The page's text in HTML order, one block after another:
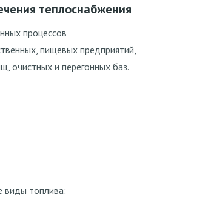
теплоснабжения
процессов
пищевых предприятий,
очистных и перегонных баз.
виды топлива: